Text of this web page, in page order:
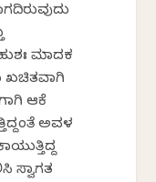
ಮಾದಕ
ಖಚಿತವಾಗಿ
ಆಕೆ
ಅವಳ
ಸ್ವಾಗತ